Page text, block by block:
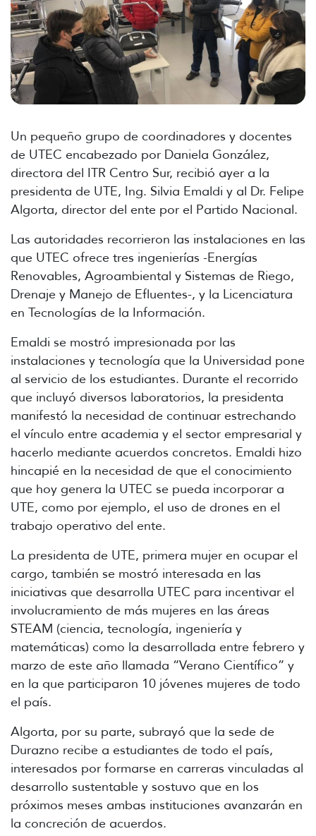
Un pequeño grupo de coordinadores y docentes
de UTEC encabezado por Daniela González,
directora del ITR Centro Sur, recibió ayer a la
presidenta de UTE, Ing. Silvia Emaldi y al Dr. Felipe
Algorta, director del ente por el Partido Nacional.
Las autoridades recorrieron las instalaciones en las
que UTEC ofrece tres ingenierías -Energías
Renovables, Agroambiental y Sistemas de Riego,
Drenaje y Manejo de Efluentes-, y la Licenciatura
en Tecnologías de la Información.
Emaldi se mostró impresionada por las
instalaciones y tecnología que la Universidad pone
al servicio de los estudiantes. Durante el recorrido
que incluyó diversos laboratorios, la presidenta
manifestó la necesidad de continuar estrechando
el vínculo entre academia y el sector empresarial y
hacerlo mediante acuerdos concretos. Emaldi hizo
hincapié en la necesidad de que el conocimiento
que hoy genera la UTEC se pueda incorporar a
UTE, como por ejemplo, el uso de drones en el
trabajo operativo del ente.
La presidenta de UTE, primera mujer en ocupar el
cargo, también se mostró interesada en las
iniciativas que desarrolla UTEC para incentivar el
involucramiento de más mujeres en las áreas
STEAM (ciencia, tecnología, ingeniería y
matemáticas) como la desarrollada entre febrero y
marzo de este año llamada “Verano Científico” y
en la que participaron 10 jóvenes mujeres de todo
el país.
Algorta, por su parte, subrayó que la sede de
Durazno recibe a estudiantes de todo el país,
interesados por formarse en carreras vinculadas al
desarrollo sustentable y sostuvo que en los
próximos meses ambas instituciones avanzarán en
la concreción de acuerdos.